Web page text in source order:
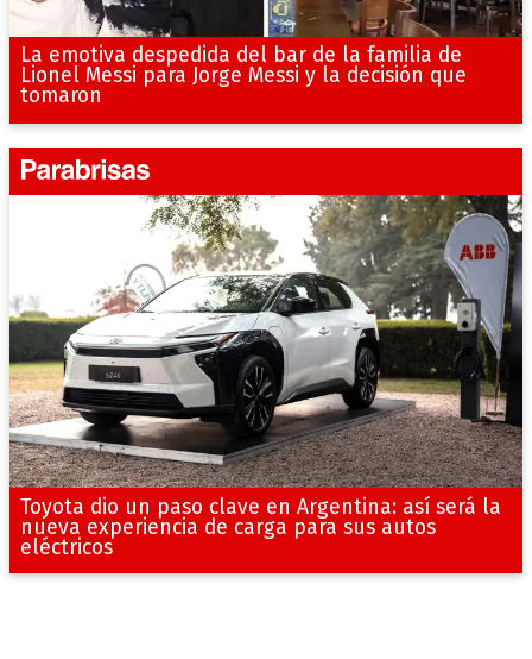
La emotiva despedida del bar de la familia de
Lionel Messi para Jorge Messi y la decisión que
tomaron
Toyota dio un paso clave en Argentina: así será la
nueva experiencia de carga para sus autos
eléctricos